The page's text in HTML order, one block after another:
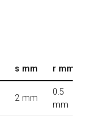
s mm r mm
2 mm
0.5
mm